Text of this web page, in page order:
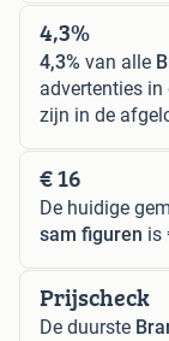
4,3%
4,3% van alle
advertenties in
zijn in de
€ 16
De huidige
sam figuren is
Prijscheck
De duurste